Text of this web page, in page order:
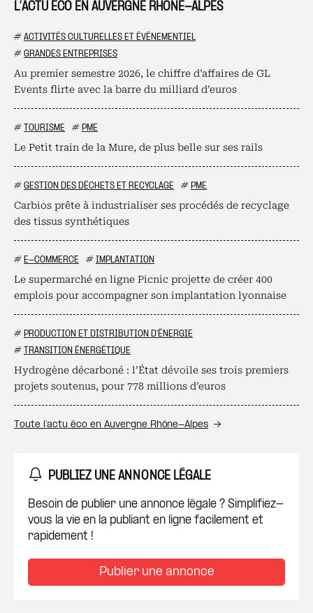
L’ACTU ÉCO EN AUVERGNE RHÔNE-ALPES
# ACTIVITÉS CULTURELLES ET ÉVÉNEMENTIEL
# GRANDES ENTREPRISES
Au premier semestre 2026, le chiffre d’affaires de GL
Events flirte avec la barre du milliard d’euros
# TOURISME # PME
Le Petit train de la Mure, de plus belle sur ses rails
# GESTION DES DÉCHETS ET RECYCLAGE # PME
Carbios prête à industrialiser ses procédés de recyclage
des tissus synthétiques
# E-COMMERCE # IMPLANTATION
Le supermarché en ligne Picnic projette de créer 400
emplois pour accompagner son implantation lyonnaise
# PRODUCTION ET DISTRIBUTION D'ÉNERGIE
# TRANSITION ÉNERGÉTIQUE
Hydrogène décarboné : l’État dévoile ses trois premiers
projets soutenus, pour 778 millions d’euros
Toute l’actu éco en Auvergne Rhône-Alpes
PUBLIEZ UNE ANNONCE LÉGALE
Besoin de publier une annonce légale ? Simplifiez-
vous la vie en la publiant en ligne facilement et
rapidement !
Publier une annonce